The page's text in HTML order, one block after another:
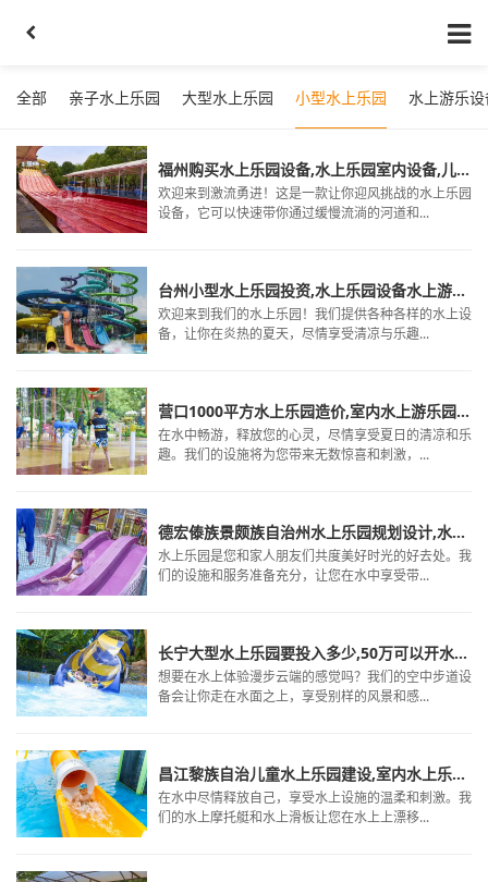
全部 亲子水上乐园 大型水上乐园 小型水上乐园 水上游乐
福州购买水上乐园设备,水上乐园室内设备,儿童水上设备
欢迎来到激流勇进！这是一款让你迎风挑战的水上乐园
设备，它可以快速带你通过缓慢流淌的河道和...
台州小型水上乐园投资,水上乐园设备水上游乐设施,小型水上乐园设备多少钱
欢迎来到我们的水上乐园！我们提供各种各样的水上设
备，让你在炎热的夏天，尽情享受清凉与乐趣...
营口1000平方水上乐园造价,室内水上游乐园设备,游乐设备水上
在水中畅游，释放您的心灵，尽情享受夏日的清凉和乐
趣。我们的设施将为您带来无数惊喜和刺激，...
德宏傣族景颇族自治州水上乐园规划设计,水上游乐场设备厂家,水上乐园策划设计
水上乐园是您和家人朋友们共度美好时光的好去处。我
们的设施和服务准备充分，让您在水中享受带...
长宁大型水上乐园要投入多少,50万可以开水上乐园吗,长春水上乐园设备
想要在水上体验漫步云端的感觉吗？我们的空中步道设
备会让你走在水面之上，享受别样的风景和感...
昌江黎族自治儿童水上乐园建设,室内水上乐园设备价格,水上乐园经营
在水中尽情释放自己，享受水上设施的温柔和刺激。我
们的水上摩托艇和水上滑板让您在水上上漂移...